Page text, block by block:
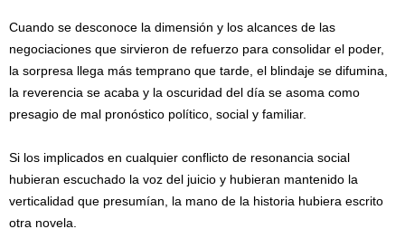
Cuando se desconoce la dimensión y los alcances de las
negociaciones que sirvieron de refuerzo para consolidar el poder,
la sorpresa llega más temprano que tarde, el blindaje se difumina,
la reverencia se acaba y la oscuridad del día se asoma como
presagio de mal pronóstico político, social y familiar.
Si los implicados en cualquier conflicto de resonancia social
hubieran escuchado la voz del juicio y hubieran mantenido la
verticalidad que presumían, la mano de la historia hubiera escrito
otra novela.